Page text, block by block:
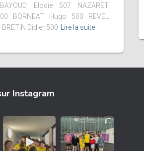
Elodie 507 NAZARET
BORNEAT Hugo 500 REVEL
Didier 500
Lire la suite
Instagram